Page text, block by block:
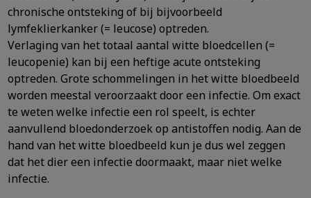
chronische ontsteking of bij bijvoorbeeld
lymfeklierkanker (= leucose) optreden.
Verlaging van het totaal aantal witte bloedcellen (=
leucopenie) kan bij een heftige acute ontsteking
optreden. Grote schommelingen in het witte bloedbeeld
worden meestal veroorzaakt door een infectie. Om exact
te weten welke infectie een rol speelt, is echter
aanvullend bloedonderzoek op antistoffen nodig. Aan de
hand van het witte bloedbeeld kun je dus wel zeggen
dat het dier een infectie doormaakt, maar niet welke
infectie.